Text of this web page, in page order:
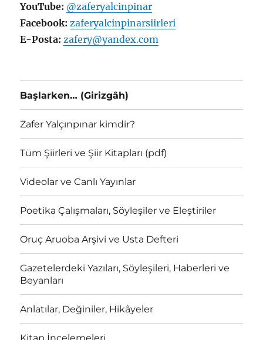
YouTube: @zaferyalcinpinar
Facebook: zaferyalcinpinarsiirleri
E-Posta: zafery@yandex.com
Başlarken… (Girizgâh)
Zafer Yalçınpınar kimdir?
Tüm Şiirleri ve Şiir Kitapları (pdf)
Videolar ve Canlı Yayınlar
Poetika Çalışmaları, Söyleşiler ve Eleştiriler
Oruç Aruoba Arşivi ve Usta Defteri
Gazetelerdeki Yazıları, Söyleşileri, Haberleri ve
Beyanları
Anlatılar, Değiniler, Hikâyeler
Kitap İncelemeleri